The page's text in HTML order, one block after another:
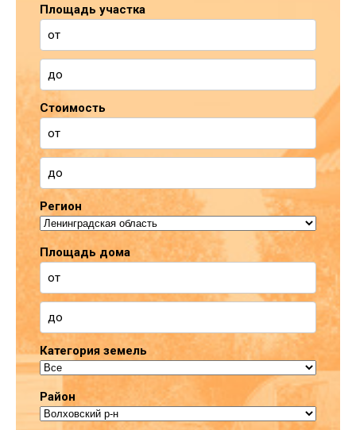
Площадь участка
Стоимость
Регион
Площадь дома
Категория земель
Район